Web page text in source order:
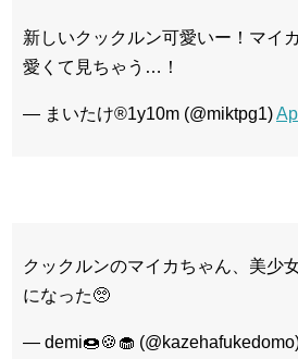
新しいクックルン可愛いー！マイ
愛くて見ちゃう…！
— まいたけ®1y10m (@miktpg1)
クックルンのマイカちゃん、美少
になった🥺
— demi🍩🍪🧁